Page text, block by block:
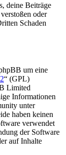
deine Beiträge
oder
Schaden
um eine
“ (GPL)
Limited
Informationen
unter
haben keinen
verwendet
der Software
auf Inhalte